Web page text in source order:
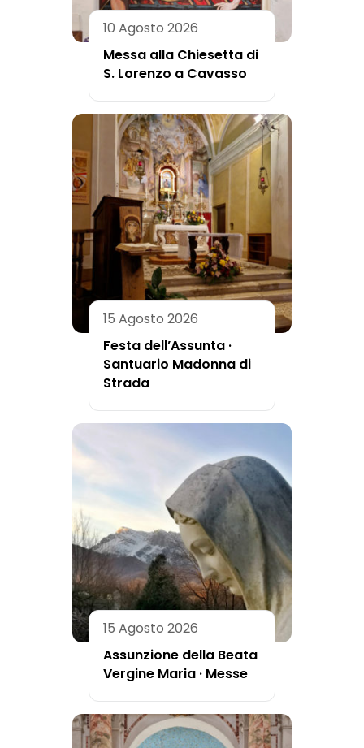
10 Agosto 2026
Messa alla Chiesetta di
S. Lorenzo a Cavasso
15 Agosto 2026
Festa dell’Assunta ·
Santuario Madonna di
Strada
15 Agosto 2026
Assunzione della Beata
Vergine Maria · Messe